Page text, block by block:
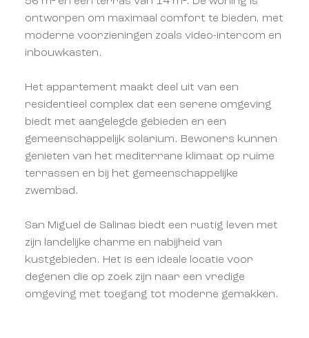
ontworpen om maximaal comfort te bieden, met
moderne voorzieningen zoals video-intercom en
inbouwkasten.
Het appartement maakt deel uit van een
residentieel complex dat een serene omgeving
biedt met aangelegde gebieden en een
gemeenschappelijk solarium. Bewoners kunnen
genieten van het mediterrane klimaat op ruime
terrassen en bij het gemeenschappelijke
zwembad.
San Miguel de Salinas biedt een rustig leven met
zijn landelijke charme en nabijheid van
kustgebieden. Het is een ideale locatie voor
degenen die op zoek zijn naar een vredige
omgeving met toegang tot moderne gemakken.